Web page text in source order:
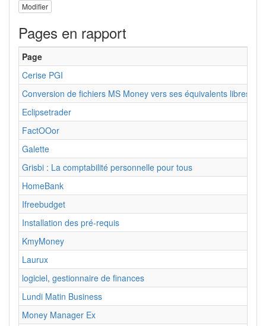
Modifier
Pages en rapport
Page
Cerise PGI
Conversion de fichiers MS Money vers ses équivalents libres
Eclipsetrader
FactOOor
Galette
Grisbi : La comptabilité personnelle pour tous
HomeBank
Ifreebudget
Installation des pré-requis
KmyMoney
Laurux
logiciel, gestionnaire de finances
Lundi Matin Business
Money Manager Ex